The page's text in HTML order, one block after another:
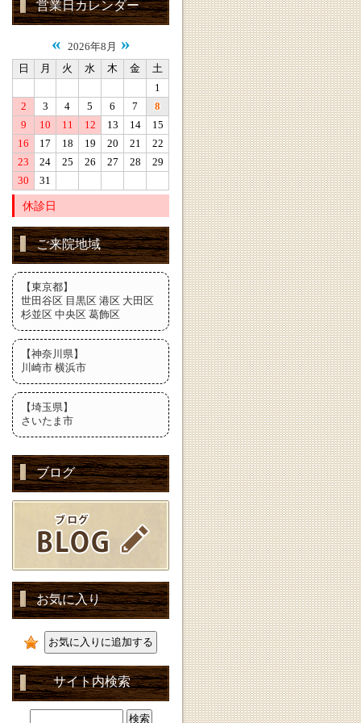
営業日カレンダー
« 2026年8月 »
日 月 火 水 木 金
土
1
2
3 4 5 6 7
8
9
10 11 12 13 14
15
16
17 18 19 20 21
22
23
24 25 26 27 28
29
30
31
休診日
ご来院地域
【東京都】
世田谷区 目黒区 港区 大田区
杉並区 中央区 葛飾区
【神奈川県】
川崎市 横浜市
【埼玉県】
さいたま市
ブログ
お気に入り
サイト内検索